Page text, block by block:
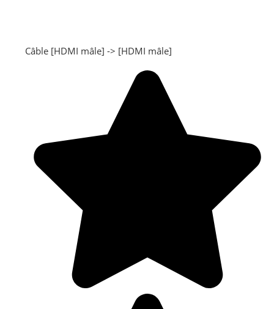
Câble [HDMI mâle] -> [HDMI mâle]